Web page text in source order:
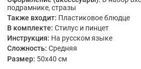
подрамнике, стразы
Также входит: Пластиковое блюдце
В комплекте: Стилус и пинцет
Инструкция: На русском языке
Сложность: Средняя
Размер: 50x40 см